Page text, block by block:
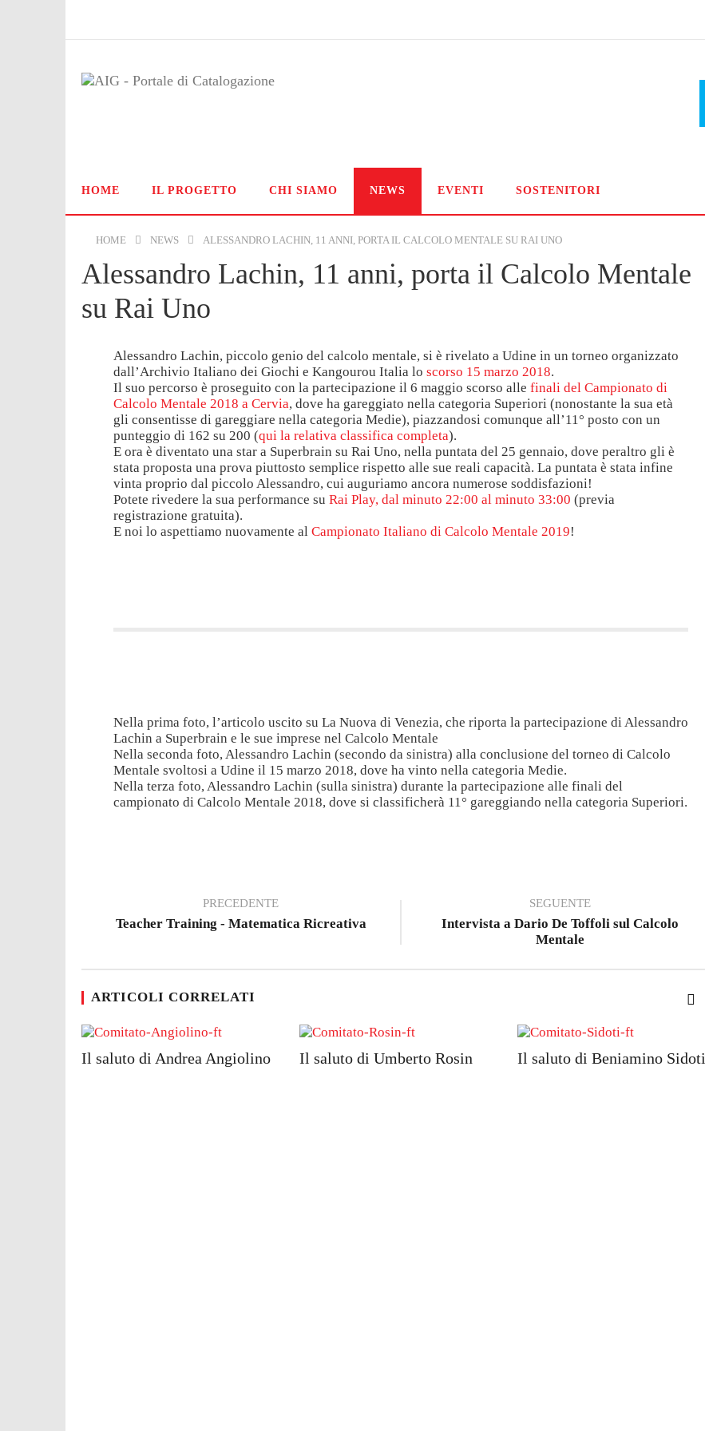
HOME IL PROGETTO CHI SIAMO NEWS EVENTI SOSTENITORI
HOME NEWS ALESSANDRO LACHIN, 11 ANNI, PORTA IL CALCOLO MENTALE SU RAI UNO
Alessandro Lachin, 11 anni, porta il Calcolo Mentale
su Rai Uno
Alessandro Lachin, piccolo genio del calcolo mentale, si è rivelato a Udine in un torneo organizzato
dall’Archivio Italiano dei Giochi e Kangourou Italia lo scorso 15 marzo 2018.
Il suo percorso è proseguito con la partecipazione il 6 maggio scorso alle finali del Campionato di
Calcolo Mentale 2018 a Cervia, dove ha gareggiato nella categoria Superiori (nonostante la sua età
gli consentisse di gareggiare nella categoria Medie), piazzandosi comunque all’11° posto con un
punteggio di 162 su 200 (qui la relativa classifica completa).
E ora è diventato una star a Superbrain su Rai Uno, nella puntata del 25 gennaio, dove peraltro gli è
stata proposta una prova piuttosto semplice rispetto alle sue reali capacità. La puntata è stata infine
vinta proprio dal piccolo Alessandro, cui auguriamo ancora numerose soddisfazioni!
Potete rivedere la sua performance su Rai Play, dal minuto 22:00 al minuto 33:00 (previa
registrazione gratuita).
E noi lo aspettiamo nuovamente al Campionato Italiano di Calcolo Mentale 2019!
Nella prima foto, l’articolo uscito su La Nuova di Venezia, che riporta la partecipazione di Alessandro
Lachin a Superbrain e le sue imprese nel Calcolo Mentale
Nella seconda foto, Alessandro Lachin (secondo da sinistra) alla conclusione del torneo di Calcolo
Mentale svoltosi a Udine il 15 marzo 2018, dove ha vinto nella categoria Medie.
Nella terza foto, Alessandro Lachin (sulla sinistra) durante la partecipazione alle finali del
campionato di Calcolo Mentale 2018, dove si classificherà 11° gareggiando nella categoria Superiori.
PRECEDENTE
Teacher Training - Matematica Ricreativa
SEGUENTE
Intervista a Dario De Toffoli sul Calcolo
Mentale
ARTICOLI CORRELATI
Il saluto di Andrea Angiolino Il saluto di Umberto Rosin Il saluto di Beniamino Sidoti